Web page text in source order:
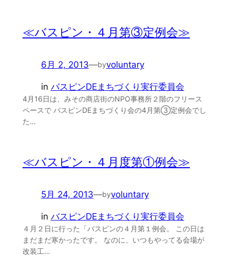
≪バスピン・４月第③定例会≫
6月 2, 2013—byvoluntary
in バスピンDEまちづくり実行委員会
4月16日は、みその商店街のNPO事務所２階のフリース
ペースで バスピンDEまちづくり会の4月第③定例会でし
た…
≪バスピン・４月度第①例会≫
5月 24, 2013—byvoluntary
in バスピンDEまちづくり実行委員会
４月２日に行った「バスピンの４月第１例会。 この日は
まだまだ寒かったです。 なのに、いつもやってる会場が
改装工…